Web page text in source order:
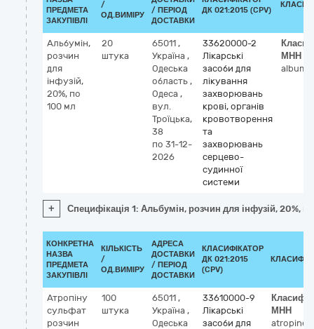
ПРЕДМЕТА
ЗАКУПІВЛІ
/
ОД.ВИМІРУ
/ ПЕРІОД
ДОСТАВКИ
ДК 021:2015 (CPV)
Альбумін,
розчин
для
інфузій,
20%, по
100 мл
20
штука
65011 ,
Україна ,
Одеська
область ,
Одеса ,
вул.
Троїцька,
38
по 31-12-
2026
33620000-2
Лікарські
засоби для
лікування
захворювань
крові, органів
кровотворення
та
захворювань
серцево-
судинної
системи
МНН
+ Специфікація 1: Альбумін, розчин для інфузій, 20%,
КОНКРЕТНА
НАЗВА
ПРЕДМЕТА
ЗАКУПІВЛІ
КІЛЬКІСТЬ
/
ОД.ВИМІРУ
АДРЕСА
ДОСТАВКИ
/ ПЕРІОД
ДОСТАВКИ
КЛАСИФІКАТОР
ДК 021:2015
(CPV)
Атропіну
сульфат
розчин
100
штука
65011 ,
Україна ,
Одеська
33610000-9
Лікарські
засоби для
МНН
atropine